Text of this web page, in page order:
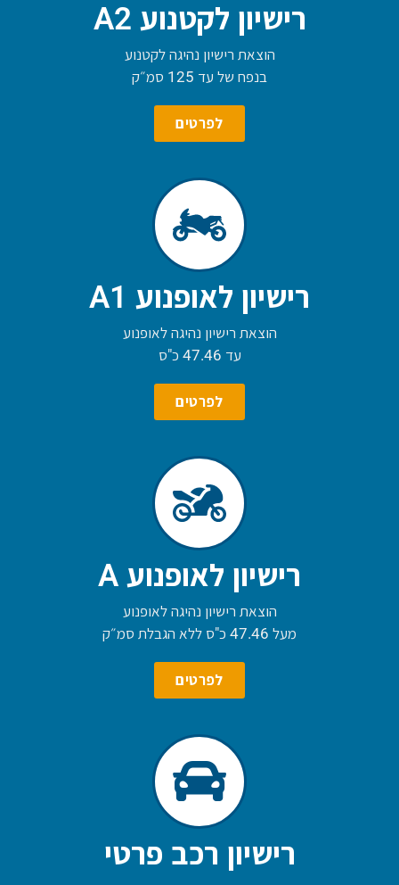
רישיון לקטנוע A2
הוצאת רישיון נהיגה לקטנוע
בנפח של עד 125 סמ״ק
לפרטים
רישיון לאופנוע A1
הוצאת רישיון נהיגה לאופנוע
עד 47.46 כ"ס
לפרטים
רישיון לאופנוע A
הוצאת רישיון נהיגה לאופנוע
מעל 47.46 כ"ס ללא הגבלת סמ״ק
לפרטים
רישיון רכב פרטי